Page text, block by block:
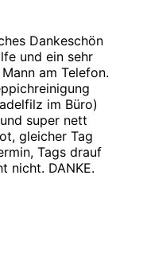
Dankeschön
und ein sehr
am Telefon.
im Büro)
super nett
gleicher Tag
Tags drauf
nicht. DANKE.